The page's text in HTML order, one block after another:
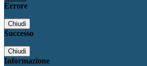
Errore
Chiudi
Successo
Chiudi
Informazione